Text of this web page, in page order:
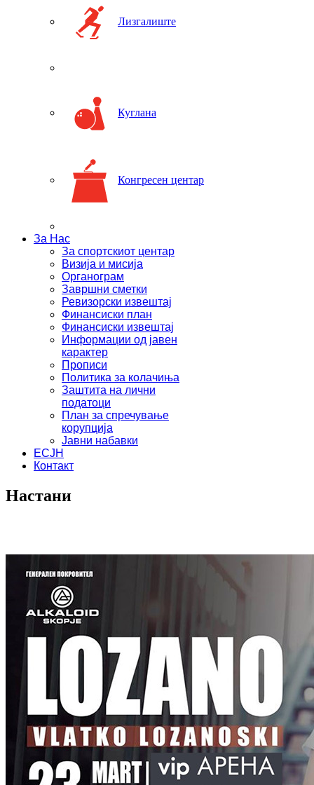
Лизгалиште
Куглана
Конгресен центар
За Нас
За спортскиот центар
Визија и мисија
Органограм
Завршни сметки
Ревизорски извештај
Финансиски план
Финансиски извештај
Информации од јавен
карактер
Прописи
Политика за колачиња
Заштита на лични
податоци
План за спречување
корупција
Јавни набавки
ЕСЈН
Контакт
Настани